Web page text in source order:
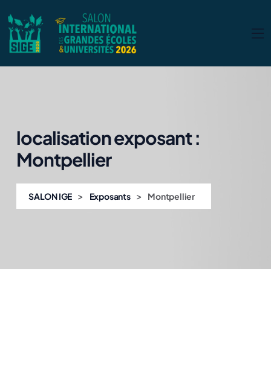
localisation exposant :
Montpellier
SALON IGE > Exposants > Montpellier